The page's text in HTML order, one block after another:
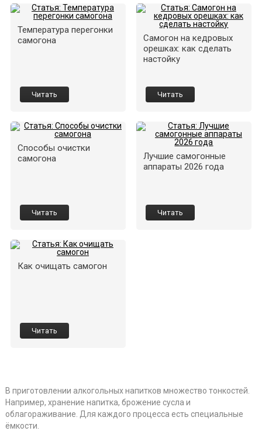
Температура перегонки
самогона
Читать
Самогон на кедровых
орешках: как сделать
настойку
Читать
Способы очистки
самогона
Читать
Лучшие самогонные
аппараты 2026 года
Читать
Как очищать самогон
Читать
В приготовлении алкогольных напитков множество тонкостей.
Например, хранение напитка, брожение сусла и
облагораживание. Для каждого процесса есть специальные
ёмкости.